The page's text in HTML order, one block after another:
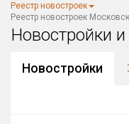
Московская
Район в регионе
Реестр новостроек
Реестр новостроек
Новостройки
Новостройки